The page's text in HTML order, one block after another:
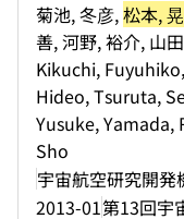
菊池, 冬彦,松本,
善, 河野, 裕介, 山
Kikuchi,
Hideo, Tsuruta,
Yusuke, Yamada,
Sho
宇宙航空研究開発
2013-01第13回宇